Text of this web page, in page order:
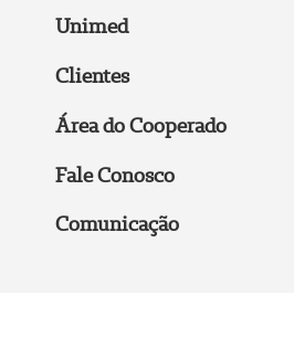
Unimed
Clientes
Área do Cooperado
Fale Conosco
Comunicação